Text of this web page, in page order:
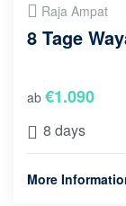
Raja Ampat
8 Tage
ab €1.090
8 days
More